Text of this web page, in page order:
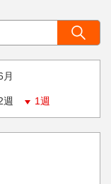
月
週 1週